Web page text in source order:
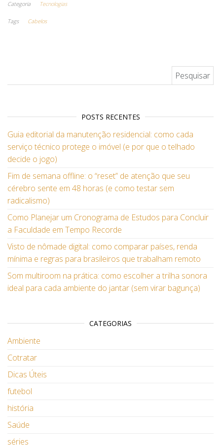
Categoria Tecnologias
Tags Cabelos
POSTS RECENTES
Guia editorial da manutenção residencial: como cada
serviço técnico protege o imóvel (e por que o telhado
decide o jogo)
Fim de semana offline: o “reset” de atenção que seu
cérebro sente em 48 horas (e como testar sem
radicalismo)
Como Planejar um Cronograma de Estudos para Concluir
a Faculdade em Tempo Recorde
Visto de nômade digital: como comparar países, renda
mínima e regras para brasileiros que trabalham remoto
Som multiroom na prática: como escolher a trilha sonora
ideal para cada ambiente do jantar (sem virar bagunça)
CATEGORIAS
Ambiente
Cotratar
Dicas Úteis
futebol
história
Saúde
séries